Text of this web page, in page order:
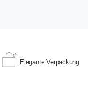
Elegante Verpackung